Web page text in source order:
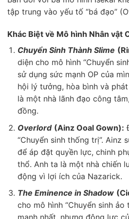
tập trung vào yếu tố “bá đạo”
Khác Biệt về Mô hình Nhân vật
Chuyển Sinh Thành Slime
diện cho mô hình “Chuyển
sử dụng sức mạnh OP của
hội lý tưởng, hòa bình và
là một nhà lãnh đạo công
đồng.
Overlord (Ainz Ooal Gown):
“Chuyển sinh thống trị”. Ainz
để áp đặt quyền lực, chinh
thổ. Anh ta là một nhà chiến
động vì lợi ích của Nazarick.
The Eminence in Shadow
cho mô hình “Chuyển sinh ảo